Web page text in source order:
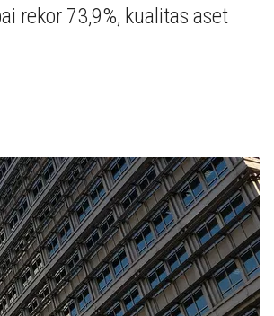
rekor 73,9%, kualitas aset